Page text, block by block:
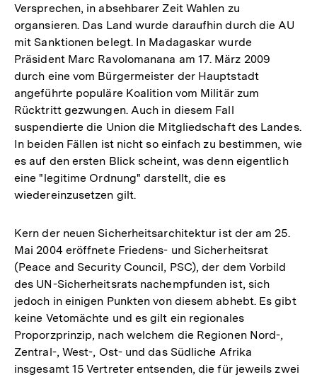
Versprechen, in absehbarer Zeit Wahlen zu
organsieren. Das Land wurde daraufhin durch die AU
mit Sanktionen belegt. In Madagaskar wurde
Präsident Marc Ravolomanana am 17. März 2009
durch eine vom Bürgermeister der Hauptstadt
angeführte populäre Koalition vom Militär zum
Rücktritt gezwungen. Auch in diesem Fall
suspendierte die Union die Mitgliedschaft des Landes.
In beiden Fällen ist nicht so einfach zu bestimmen, wie
es auf den ersten Blick scheint, was denn eigentlich
eine "legitime Ordnung" darstellt, die es
wiedereinzusetzen gilt.
Kern der neuen Sicherheitsarchitektur ist der am 25.
Mai 2004 eröffnete Friedens- und Sicherheitsrat
(Peace and Security Council, PSC), der dem Vorbild
des UN-Sicherheitsrats nachempfunden ist, sich
jedoch in einigen Punkten von diesem abhebt. Es gibt
keine Vetomächte und es gilt ein regionales
Proporzprinzip, nach welchem die Regionen Nord-,
Zentral-, West-, Ost- und das Südliche Afrika
insgesamt 15 Vertreter entsenden, die für jeweils zwei